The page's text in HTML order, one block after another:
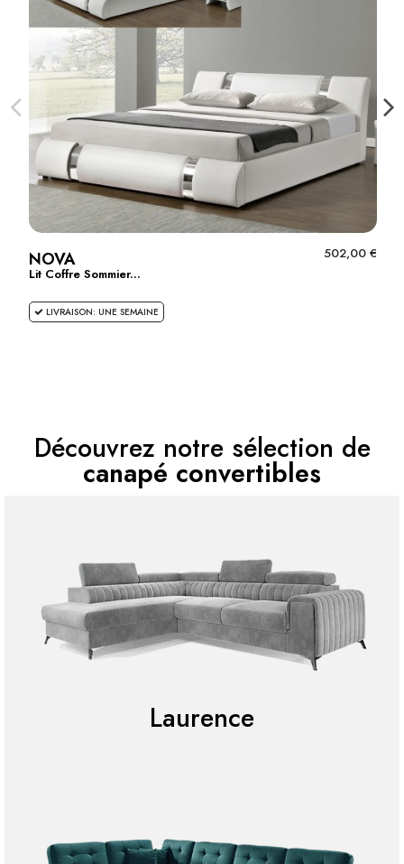
NOVA
Lit Coffre Sommier...
502,00 €
LIVRAISON: UNE SEMAINE
Découvrez notre sélection de
canapé convertibles
Laurence